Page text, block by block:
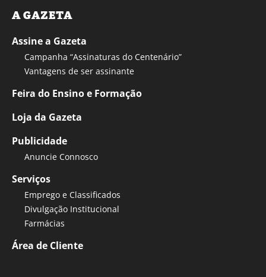
A GAZETA
Assine a Gazeta
Campanha “Assinaturas do Centenário”
Vantagens de ser assinante
Feira do Ensino e Formação
Loja da Gazeta
Publicidade
Anuncie Connosco
Serviços
Emprego e Classificados
Divulgação Institucional
Farmácias
Área de Cliente